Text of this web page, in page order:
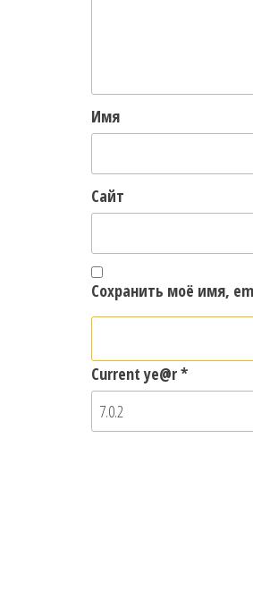
Имя
Сайт
Сохранить моё имя,
Current ye@r*